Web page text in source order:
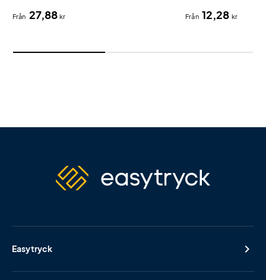
bomull (100 g/m²).
Från 27,88kr
polyester från
Från 12,28 kr
Easytryck